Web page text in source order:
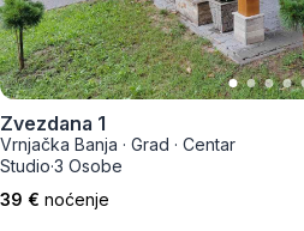
Zvezdana 1
Vrnjačka Banja · Grad · Centar
Studio·3 Osobe
39 € noćenje